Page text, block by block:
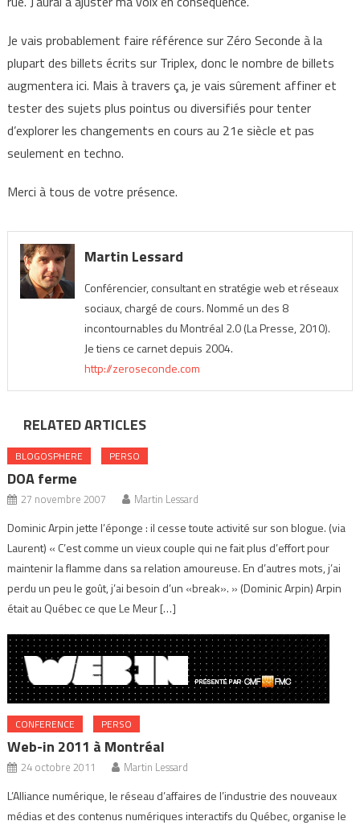
Je vais probablement faire référence sur Zéro Seconde à la
plupart des billets écrits sur Triplex, donc le nombre de billets
augmentera ici. Mais à travers ça, je vais sûrement affiner et
tester des sujets plus pointus ou diversifiés pour tenter
d’explorer les changements en cours au 21e siècle et pas
seulement en techno.
Merci à tous de votre présence.
Martin Lessard
Conférencier, consultant en stratégie web et réseaux
sociaux, chargé de cours. Nommé un des 8
incontournables du Montréal 2.0 (La Presse, 2010).
Je tiens ce carnet depuis 2004.
http://zeroseconde.com
RELATED ARTICLES
BLOGOSPHERE PERSO
DOA ferme
27 novembre 2007 Martin Lessard
Dominic Arpin jette l’éponge : il cesse toute activité sur son blogue. (via
Laurent) « C’est comme un vieux couple qui ne fait plus d’effort pour
maintenir la flamme dans sa relation amoureuse. En d’autres mots, j’ai
perdu un peu le goût, j’ai besoin d’un «break». » (Dominic Arpin) Arpin
était au Québec ce que Le Meur […]
CONFERENCE PERSO
Web-in 2011 à Montréal
24 octobre 2011 Martin Lessard
L’Alliance numérique, le réseau d’affaires de l’industrie des nouveaux
médias et des contenus numériques interactifs du Québec, organise le